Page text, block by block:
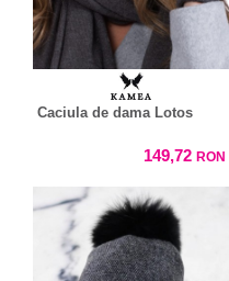
Caciula de dama Lotos
149,72 RON